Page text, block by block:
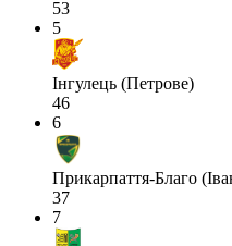
53
5
Інгулець (Петрове)
46
6
Прикарпаття-Благо
37
7